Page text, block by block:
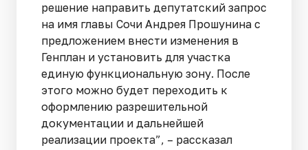
решение направить депутатский запрос
на имя главы Сочи Андрея Прошунина с
предложением внести изменения в
Генплан и установить для участка
единую функциональную зону. После
этого можно будет переходить к
оформлению разрешительной
документации и дальнейшей
реализации проекта”, – рассказал